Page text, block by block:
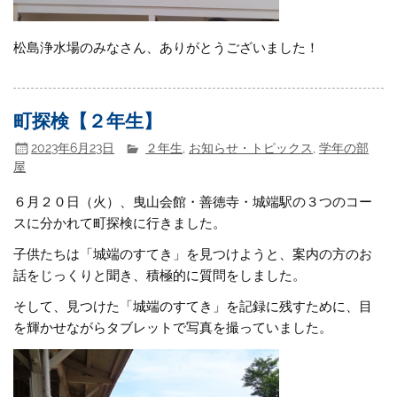
松島浄水場のみなさん、ありがとうございました！
町探検【２年生】
2023年6月23日 ２年生 お知らせ・トピックス ,学年の部
屋
６月２０日（火）、曳山会館・善徳寺・城端駅の３つのコー
スに分かれて町探検に行きました。
子供たちは「城端のすてき」を見つけようと、案内の方のお
話をじっくりと聞き、積極的に質問をしました。
そして、見つけた「城端のすてき」を記録に残すために、目
を輝かせながらタブレットで写真を撮っていました。